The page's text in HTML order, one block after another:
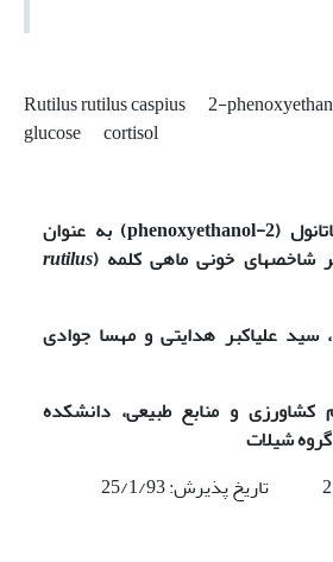
Rutilus rutilus caspius 2-
glucose
cortisol
2-phenoxyethanol
)به عنوان
شاخص­های خونی ماهی کلمه (
rutilus
، سید علی­اکبر هدایتی و مهسا جوادی
کشاورزی و منابع طبیعی، دانشکده
شیلات